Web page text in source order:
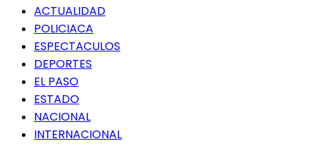
Menú
principal
ACTUALIDAD
POLICIACA
ESPECTACULOS
DEPORTES
EL PASO
ESTADO
NACIONAL
INTERNACIONAL